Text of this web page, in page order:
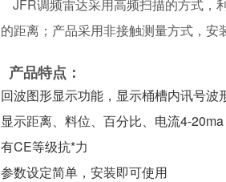
JFR调频雷达采用高频扫描的方式，
的距离；产品采用非接触测量方式，安
产品特点：
回波图形显示功能，显示桶槽内讯号波
显示距离、料位、百分比、电流4-20ma
有CE等级抗*力
参数设定简单，安装即可使用